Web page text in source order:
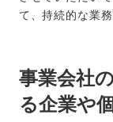
て、持続的な業
事業会社
る企業や